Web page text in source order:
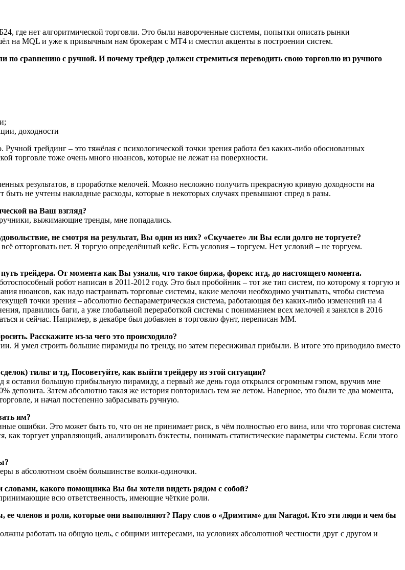
где нет алгоритмической торговли. Это были навороченные системы, попытки описать рынки
на MQL и уже к привычным нам брокерам с МТ4 и сместил акценты в построении систем.
сравнению с ручной. И почему трейдер должен стремиться переводить свою торговлю из ручного
доходности
Ручной трейдинг – это тяжёлая с психологической точки зрения работа без каких-либо обоснованных
торговле тоже очень много нюансов, которые не лежат на поверхности.
результатов, в проработке мелочей. Можно несложно получить прекрасную кривую доходности на
не учтены накладные расходы, которые в некоторых случаях превышают спред в разы.
на Ваш взгляд?
выжимающие тренды, мне попадались.
не смотря на результат, Вы один из них? «Скучаете» ли Вы если долго не торгуете?
отторговать нет. Я торгую определённый кейс. Есть условия – торгуем. Нет условий – не торгуем.
трейдера. От момента как Вы узнали, что такое биржа, форекс итд, до настоящего момента.
робот написан в 2011-2012 году. Это был пробойник – тот же тип систем, по которому я торгую и
нюансов, как надо настраивать торговые системы, какие мелочи необходимо учитывать, чтобы система
точки зрения – абсолютно беспараметрическая система, работающая без каких-либо изменений на 4
правились баги, а уже глобальной переработкой системы с пониманием всех мелочей я занялся в 2016
и сейчас. Например, в декабре был добавлен в торговлю фунт, переписан ММ.
Расскажите из-за чего это происходило?
Я умел строить большие пирамиды по тренду, но затем пересиживал прибыли. В итоге это приводило вместо
тильт и тд, Посоветуйте, как выйти трейдеру из этой ситуации?
оставил большую прибыльную пирамиду, а первый же день года открылся огромным гэпом, вручив мне
Затем абсолютно такая же история повторилась тем же летом. Наверное, это были те два момента,
и начал постепенно забрасывать ручную.
им?
ошибки. Это может быть то, что он не принимает риск, в чём полностью его вина, или что торговая система
торгует управляющий, анализировать бэктесты, понимать статистические параметры системы. Если этого
в абсолютном своём большинстве волки-одиночки.
какого помощника Вы бы хотели видеть рядом с собой?
всю ответственность, имеющие чёткие роли.
ее членов и роли, которые они выполняют? Пару слов о «Дримтим» для Naragot. Кто эти люди и чем бы
работать на общую цель, с общими интересами, на условиях абсолютной честности друг с другом и